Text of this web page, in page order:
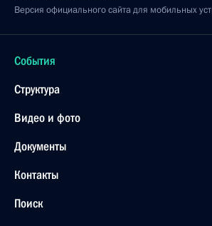
Версия официального сайта для мобильных
События
Структура
Видео и фото
Документы
Контакты
Поиск